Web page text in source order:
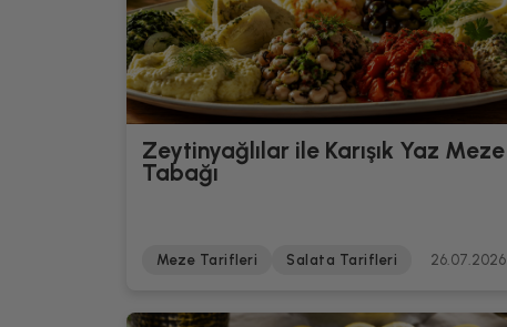
Zeytinyağlılar ile Karışık Yaz Meze
Tabağı
Meze Tarifleri Salata Tarifleri 26.07.2026